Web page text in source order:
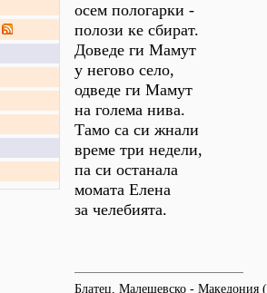
осем пологарки -
полози ке сбират.
Доведе ги Мамут
у негово село,
одведе ги Мамут
на голема нива.
Тамо са си жнали
време три недели,
па си останала
момата Елена
за челебията.
Блатец, Малешевско -